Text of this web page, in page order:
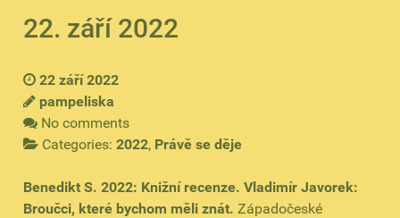
22. září 2022
22 září 2022
pampeliska
No comments
Categories: 2022, Právě se děje
Benedikt S. 2022: Knižní recenze. Vladimír Javorek:
Broučci, které bychom měli znát. Západočeské